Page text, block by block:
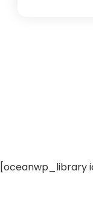
[oceanwp_library